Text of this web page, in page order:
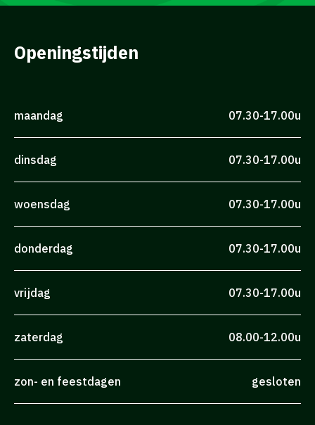
Openingstijden
maandag 07.30-17.00u
dinsdag 07.30-17.00u
woensdag 07.30-17.00u
donderdag 07.30-17.00u
vrijdag 07.30-17.00u
zaterdag 08.00-12.00u
zon- en feestdagen gesloten